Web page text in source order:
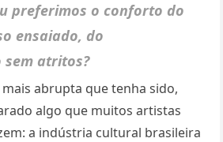
preferimos o conforto do
ensaiado, do
atritos?
abrupta que tenha sido,
algo que muitos artistas
a indústria cultural brasileira